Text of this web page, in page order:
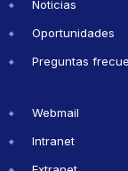
Noticias
Oportunidades
Preguntas
Webmail
Intranet